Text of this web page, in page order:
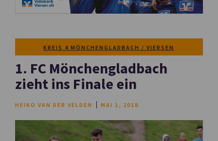
KREIS 4 MÖNCHENGLADBACH / VIERSEN
1. FC Mönchengladbach
zieht ins Finale ein
HEIKO VAN DER VELDEN MAI 1, 2018